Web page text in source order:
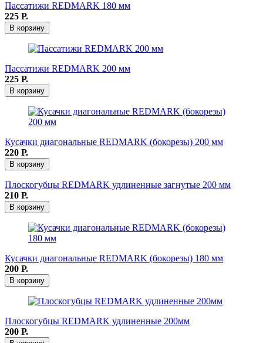
Пассатижи REDMARK 180 мм
225 Р.
В корзину
Пассатижи REDMARK 200 мм
225 Р.
В корзину
Кусачки диагональные REDMARK (бокорезы) 200 мм
220 Р.
В корзину
Плоскогубцы REDMARK удлиненные загнутые 200 мм
210 Р.
В корзину
Кусачки диагональные REDMARK (бокорезы) 180 мм
200 Р.
В корзину
Плоскогубцы REDMARK удлиненные 200мм
200 Р.